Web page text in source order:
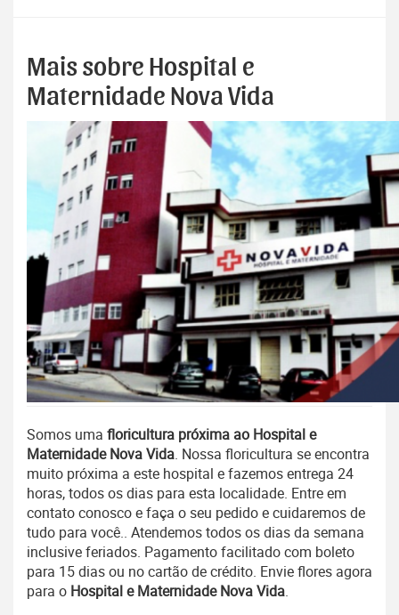
Mais sobre Hospital e
Maternidade Nova Vida
Somos uma floricultura próxima ao Hospital e
Maternidade Nova Vida. Nossa floricultura se encontra
muito próxima a este hospital e fazemos entrega 24
horas, todos os dias para esta localidade. Entre em
contato conosco e faça o seu pedido e cuidaremos de
tudo para você.. Atendemos todos os dias da semana
inclusive feriados. Pagamento facilitadocom boleto
para 15 dias ou no cartão de crédito. Envie flores agora
para o Hospital e Maternidade Nova Vida.